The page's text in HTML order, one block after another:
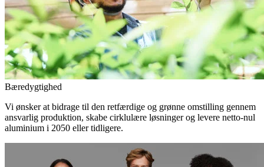
Bæredygtighed
Vi ønsker at bidrage til den retfærdige og grønne omstilling gennem
ansvarlig produktion, skabe cirklulære løsninger og levere netto-nul
aluminium i 2050 eller tidligere.